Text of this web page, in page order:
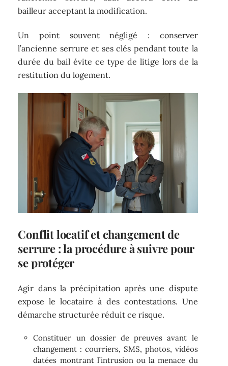
bailleur acceptant la modification.
Un point souvent négligé : conserver
l’ancienne serrure et ses clés pendant toute la
durée du bail évite ce type de litige lors de la
restitution du logement.
Conflit locatif et changement de
serrure : la procédure à suivre pour
se protéger
Agir dans la précipitation après une dispute
expose le locataire à des contestations. Une
démarche structurée réduit ce risque.
Constituer un dossier de preuves avant le
changement : courriers, SMS, photos, vidéos
datées montrant l’intrusion ou la menace du